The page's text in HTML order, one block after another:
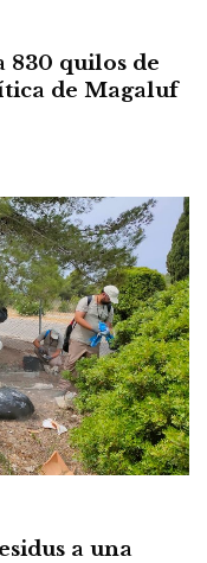
830 quilos de
de Magaluf
a una